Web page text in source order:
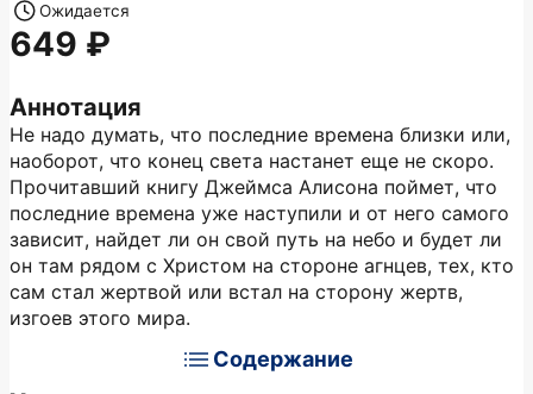
Аннотация
Не надо думать, что последние времена близки или,
наоборот, что конец света настанет еще не скоро.
Прочитавший книгу Джеймса Алисона поймет, что
последние времена уже наступили и от него самого
зависит, найдет ли он свой путь на небо и будет ли
он там рядом с Христом на стороне агнцев, тех, кто
сам стал жертвой или встал на сторону жертв,
изгоев этого мира.
Содержание
Ожидается
649